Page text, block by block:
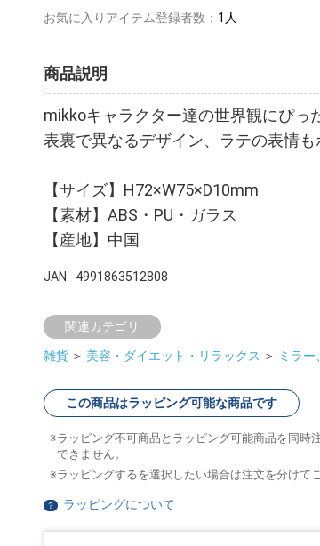
お気に入りアイテム登録者数： 1人
商品説明
mikkoキャラクター達の世界観にぴっ
表裏で異なるデザイン、ラテの表情も
【サイズ】H72×W75×D10mm
【素材】ABS・PU・ガラス
【産地】中国
JAN 4991863512808
関連カテゴリ
雑貨 ＞ 美容・ダイエット・リラックス ＞ ミラ
この商品はラッピング可能な商品です
ラッピング不可商品とラッピング可能商品を同時
できません。
ラッピングするを選択したい場合は注文を分けて
？ ラッピングについて